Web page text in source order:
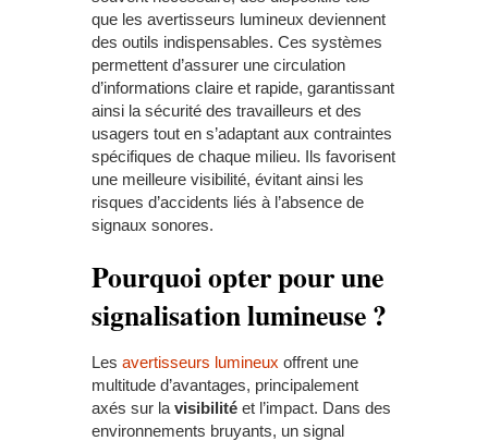
que les avertisseurs lumineux deviennent
des outils indispensables. Ces systèmes
permettent d’assurer une circulation
d’informations claire et rapide, garantissant
ainsi la sécurité des travailleurs et des
usagers tout en s’adaptant aux contraintes
spécifiques de chaque milieu. Ils favorisent
une meilleure visibilité, évitant ainsi les
risques d’accidents liés à l’absence de
signaux sonores.
Pourquoi opter pour une
signalisation lumineuse ?
Les avertisseurs lumineux offrent une
multitude d’avantages, principalement
axés sur la visibilité et l’impact. Dans des
environnements bruyants, un signal